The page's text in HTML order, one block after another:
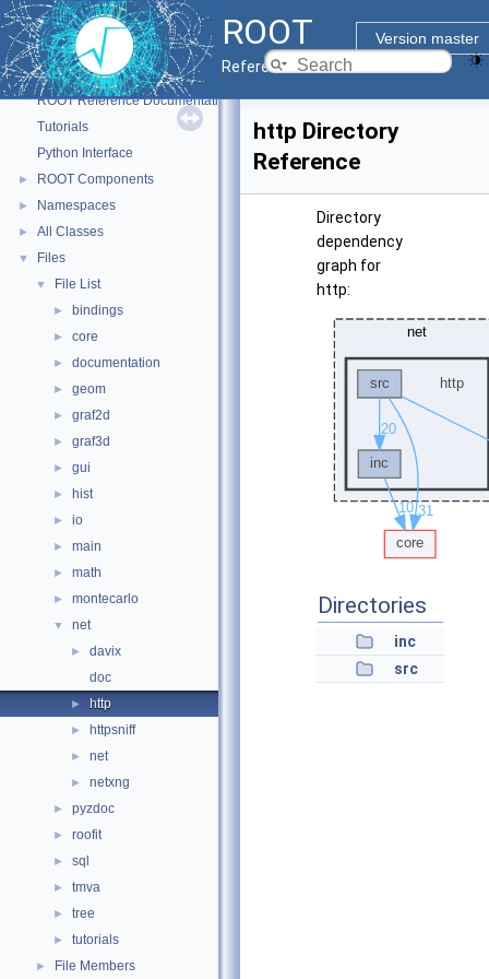
ROOT
Version master
Reference Guide
▼ ROOT
ROOT Reference Documentation
Tutorials
Python Interface
► ROOT Components
► Namespaces
► All Classes
▼ Files
▼ File List
► bindings
► core
► documentation
► geom
► graf2d
► graf3d
► gui
► hist
► io
► main
► math
► montecarlo
▼ net
►
davix
doc
► http
► httpsniff
► net
► netxng
► pyzdoc
► roofit
► sql
► tmva
► tree
► tutorials
► File Members
http Directory
Reference
Directory
dependency
graph for
http:
Directories
inc
src